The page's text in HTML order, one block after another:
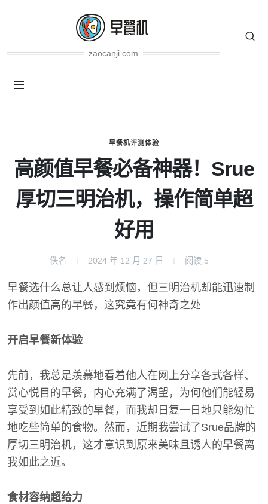
zaocanji.com
早餐机评测体验
高颜值早餐必备神器！Srue
厚切三明治机，操作简单超
好用
佚名 2024 年 12 月 27 日 阅读 5
早餐选什么总让人感到烦恼，但三明治机却能迅速制
作出颜值高的早餐，这究竟有何神奇之处
开启早餐新体验
先前，我总是羡慕地看着他人在网上分享各式各样、
赏心悦目的早餐，内心充满了渴望，为何他们能轻易
享受到如此精致的早餐，而我却日复一日地只能匆忙
地吃些简单的食物。然而，近期我尝试了Srue品牌的
厚切三明治机，这才意识到原来美味且诱人的早餐离
我如此之近。
食材容纳超给力